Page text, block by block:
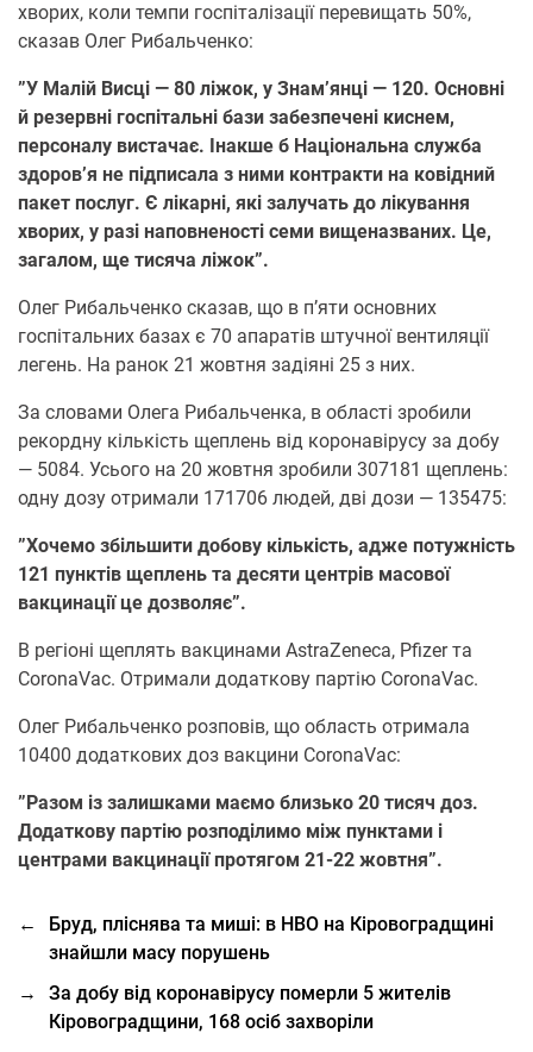
хворих, коли темпи госпіталізації перевищать 50%,
сказав Олег Рибальченко:
”У Малій Висці — 80 ліжок, у Знам’янці — 120. Основні
й резервні госпітальні бази забезпечені киснем,
персоналу вистачає. Інакше б Національна служба
здоров’я не підписала з ними контракти на ковідний
пакет послуг. Є лікарні, які залучать до лікування
хворих, у разі наповненості семи вищеназваних. Це,
загалом, ще тисяча ліжок”.
Олег Рибальченко сказав, що в п’яти основних
госпітальних базах є 70 апаратів штучної вентиляції
легень. На ранок 21 жовтня задіяні 25 з них.
За словами Олега Рибальченка, в області зробили
рекордну кількість щеплень від коронавірусу за добу
— 5084. Усього на 20 жовтня зробили 307181 щеплень:
одну дозу отримали 171706 людей, дві дози — 135475:
”Хочемо збільшити добову кількість, адже потужність
121 пунктів щеплень та десяти центрів масової
вакцинації це дозволяє”.
В регіоні щеплять вакцинами AstraZeneca, Pfizer та
CoronaVac. Отримали додаткову партію CoronaVac.
Олег Рибальченко розповів, що область отримала
10400 додаткових доз вакцини CoronaVac:
”Разом із залишками маємо близько 20 тисяч доз.
Додаткову партію розподілимо між пунктами і
центрами вакцинації протягом 21-22 жовтня”.
←
Бруд, пліснява та миші: в НВО на Кіровоградщині
знайшли масу порушень
→
За добу від коронавірусу померли 5 жителів
Кіровоградщини, 168 осіб захворіли